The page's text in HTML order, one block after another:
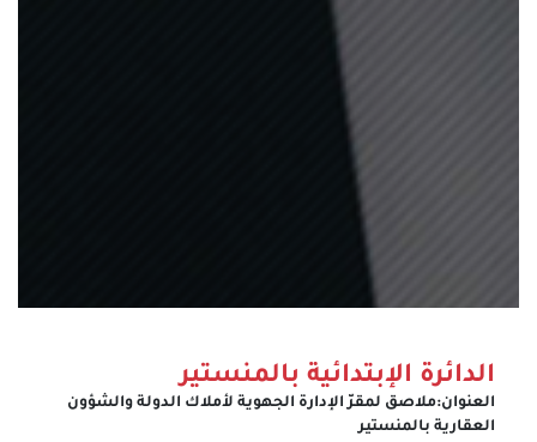
الدائرة الإبتدائية بالمنستير
العنوان:ملاصق لمقرّ الإدارة الجهوية لأملاك الدولة والشؤون
العقارية بالمنستير